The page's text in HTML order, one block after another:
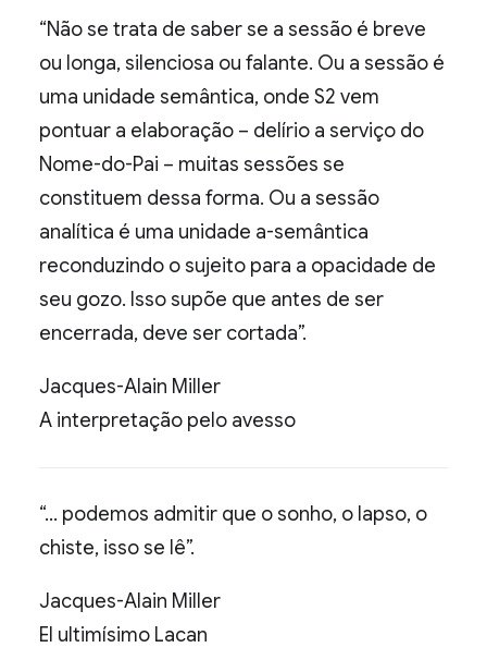
“Não se trata de saber se a sessão é breve
ou longa, silenciosa ou falante. Ou a sessão é
uma unidade semântica, onde S2 vem
pontuar a elaboração – delírio a serviço do
Nome-do-Pai – muitas sessões se
constituem dessa forma. Ou a sessão
analítica é uma unidade a-semântica
reconduzindo o sujeito para a opacidade de
seu gozo. Isso supõe que antes de ser
encerrada, deve ser cortada”.
Jacques-Alain Miller
A interpretação pelo avesso
“… podemos admitir que o sonho, o lapso, o
chiste, isso se lê”.
Jacques-Alain Miller
El ultimísimo Lacan